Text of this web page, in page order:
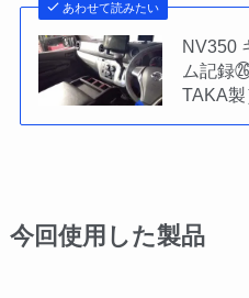
あわせて読みたい
NV350
ム記録
TAKA製
今回使用した製品